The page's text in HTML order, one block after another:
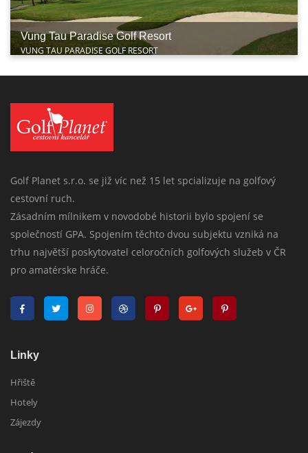
Vung Tau Paradise Golf Resort
VUNG TAU PARADISE GOLF RESORT
Golf Planet s.r.o. se již víc než 15 let spcializuje na golfový
cestovní ruch.
Zásadním mílnikem v novodobé historii bylo spojení se
společností GPA. Spojením těchto dvou subjektu vzniká na
trhu najvětší poskytovatel celoročních golfových služeb v ČR
pro amatérske hráče.
Linky
Hřiště
Hotely
Zájezdy